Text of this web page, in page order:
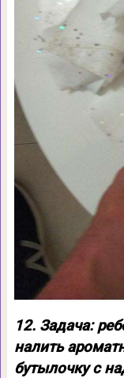
12. Задача:
налить
бутылочку с